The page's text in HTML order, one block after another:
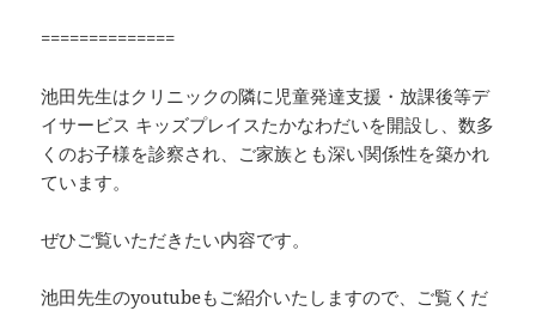
==============
池田先生はクリニックの隣に児童発達支援・放課後等デ
イサービス キッズプレイスたかなわだいを開設し、数多
くのお子様を診察され、ご家族とも深い関係性を築かれ
ています。
ぜひご覧いただきたい内容です。
池田先生のyoutubeもご紹介いたしますので、ご覧くだ